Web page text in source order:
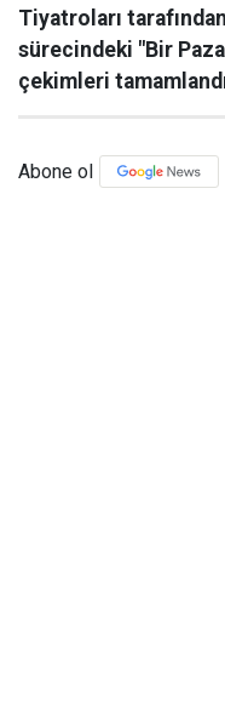
Tiyatroları
sürecindeki "Bir
çekimleri
Abone ol